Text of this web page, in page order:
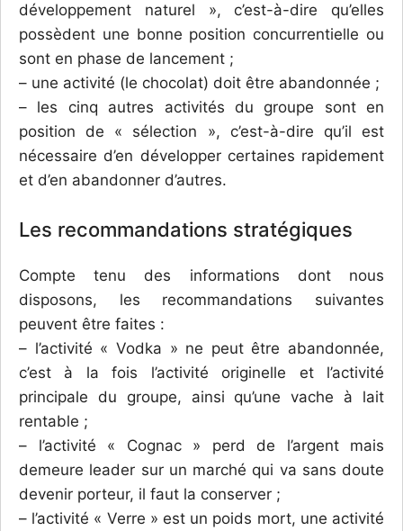
développement naturel », c’est-à-dire qu’elles
possèdent une bonne position concurrentielle ou
sont en phase de lancement ;
– une activité (le chocolat) doit être abandonnée ;
– les cinq autres activités du groupe sont en
position de « sélection », c’est-à-dire qu’il est
nécessaire d’en développer certaines rapidement
et d’en abandonner d’autres.
Les recommandations stratégiques
Compte tenu des informations dont nous
disposons, les recommandations suivantes
peuvent être faites :
– l’activité « Vodka » ne peut être abandonnée,
c’est à la fois l’activité originelle et l’activité
principale du groupe, ainsi qu’une vache à lait
rentable ;
– l’activité « Cognac » perd de l’argent mais
demeure leader sur un marché qui va sans doute
devenir porteur, il faut la conserver ;
– l’activité « Verre » est un poids mort, une activité